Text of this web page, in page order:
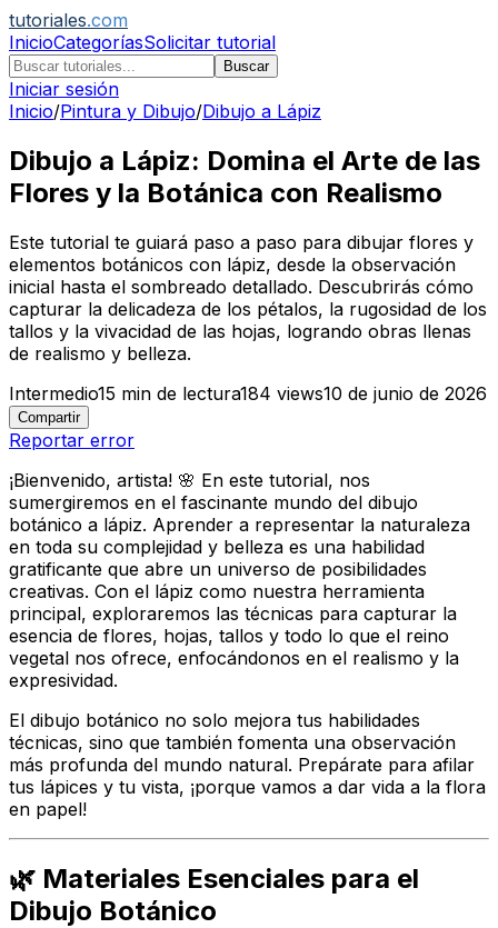
tutoriales.com
InicioCategoríasSolicitar tutorial
Buscar
Iniciar sesión
Inicio/Pintura y Dibujo/Dibujo a Lápiz
Dibujo a Lápiz: Domina el Arte de las
Flores y la Botánica con Realismo
Este tutorial te guiará paso a paso para dibujar flores y
elementos botánicos con lápiz, desde la observación
inicial hasta el sombreado detallado. Descubrirás cómo
capturar la delicadeza de los pétalos, la rugosidad de los
tallos y la vivacidad de las hojas, logrando obras llenas
de realismo y belleza.
Intermedio15 min de lectura184 views10 de junio de 2026
Compartir
Reportar error
¡Bienvenido, artista! 🌸 En este tutorial, nos
sumergiremos en el fascinante mundo del dibujo
botánico a lápiz. Aprender a representar la naturaleza
en toda su complejidad y belleza es una habilidad
gratificante que abre un universo de posibilidades
creativas. Con el lápiz como nuestra herramienta
principal, exploraremos las técnicas para capturar la
esencia de flores, hojas, tallos y todo lo que el reino
vegetal nos ofrece, enfocándonos en el realismo y la
expresividad.
El dibujo botánico no solo mejora tus habilidades
técnicas, sino que también fomenta una observación
más profunda del mundo natural. Prepárate para afilar
tus lápices y tu vista, ¡porque vamos a dar vida a la flora
en papel!
🌿 Materiales Esenciales para el
Dibujo Botánico